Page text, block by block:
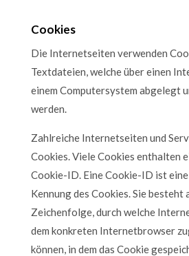
Cookies
Die Internetseiten verwenden
Textdateien, welche über einen
einem Computersystem abgelegt
werden.
Zahlreiche Internetseiten und
Cookies. Viele Cookies enthalten
Cookie-ID. Eine Cookie-ID ist
Kennung des Cookies. Sie besteht
Zeichenfolge, durch welche
dem konkreten Internetbrowser
können, in dem das Cookie